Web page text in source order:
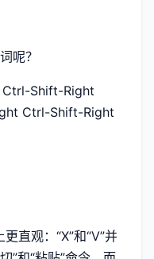
呢？
Ctrl-Shift-Right
Ctrl-Shift-Right
直观：“X”和“V”并